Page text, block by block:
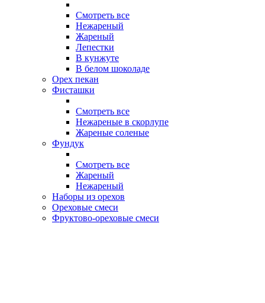
Смотреть все
Нежареный
Жареный
Лепестки
В кунжуте
В белом шоколаде
Орех пекан
Фисташки
Смотреть все
Нежареные в скорлупе
Жареные соленые
Фундук
Смотреть все
Жареный
Нежареный
Наборы из орехов
Ореховые смеси
Фруктово-ореховые смеси